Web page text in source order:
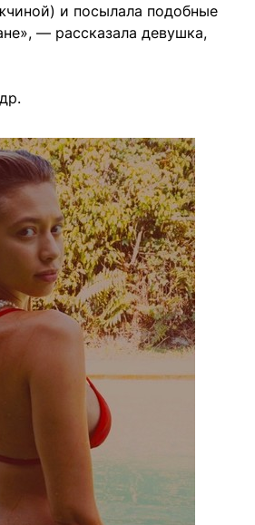
и посылала подобные
— рассказала девушка,